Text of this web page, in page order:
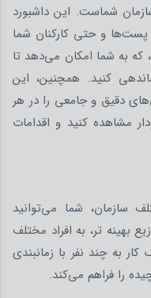
شماست. این داشبورد
پست‌ها و حتی کارکنان شما
که به شما امکان می‌دهد تا
کنید. همچنین، این
دقیق و جامعی را در هر
مشاهده کنید و اقدامات
سازمان، شما می‌توانید
بهینه‌ تر، به افراد مختلف
به چند نفر با زمانبندی‌
را فراهم می‌کند.